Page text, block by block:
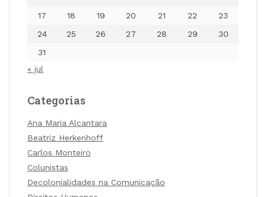
17
18 19 20 21 22
23
24
25 26 27 28 29
30
31
« jul
Categorias
Ana Maria Alcantara
Beatriz Herkenhoff
Carlos Monteiro
Colunistas
Decolonialidades na Comunicação